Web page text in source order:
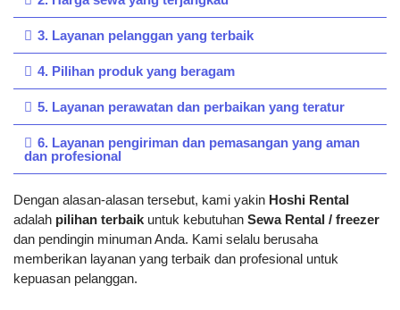
3. Layanan pelanggan yang terbaik
4. Pilihan produk yang beragam
5. Layanan perawatan dan perbaikan yang teratur
6. Layanan pengiriman dan pemasangan yang aman
dan profesional
Dengan alasan-alasan tersebut, kami yakin Hoshi Rental
adalah pilihan terbaik untuk kebutuhan Sewa Rental / freezer
dan pendingin minuman Anda. Kami selalu berusaha
memberikan layanan yang terbaik dan profesional untuk
kepuasan pelanggan.